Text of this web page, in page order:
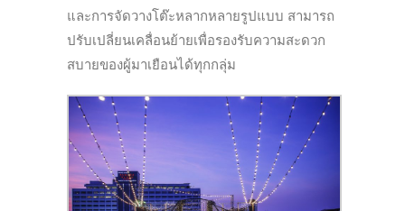
และการจัดวางโต๊ะหลากหลายรูปแบบ สามารถ
ปรับเปลี่ยนเคลื่อนย้ายเพื่อรองรับความสะดวก
สบายของผู้มาเยือนได้ทุกกลุ่ม